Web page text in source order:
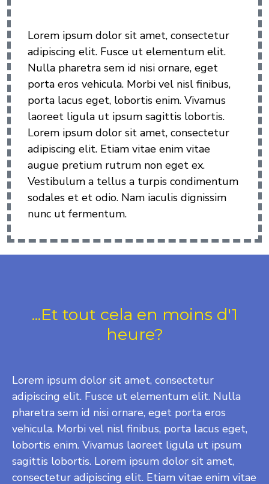
Lorem ipsum dolor sit amet, consectetur
adipiscing elit. Fusce ut elementum elit.
Nulla pharetra sem id nisi ornare, eget
porta eros vehicula. Morbi vel nisl finibus,
porta lacus eget, lobortis enim. Vivamus
laoreet ligula ut ipsum sagittis lobortis.
Lorem ipsum dolor sit amet, consectetur
adipiscing elit. Etiam vitae enim vitae
augue pretium rutrum non eget ex.
Vestibulum a tellus a turpis condimentum
sodales et et odio. Nam iaculis dignissim
nunc ut fermentum.
...Et tout cela en moins d'1
heure?
Lorem ipsum dolor sit amet, consectetur
adipiscing elit. Fusce ut elementum elit. Nulla
pharetra sem id nisi ornare, eget porta eros
vehicula. Morbi vel nisl finibus, porta lacus eget,
lobortis enim. Vivamus laoreet ligula ut ipsum
sagittis lobortis. Lorem ipsum dolor sit amet,
consectetur adipiscing elit. Etiam vitae enim vitae